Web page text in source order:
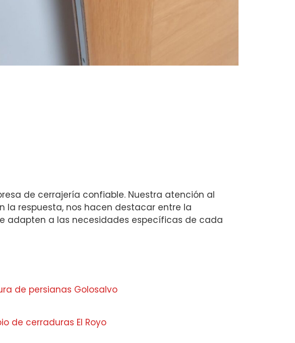
de cerrajería confiable. Nuestra atención al
la respuesta, nos hacen destacar entre la
adapten a las necesidades específicas de cada
de persianas Golosalvo
de cerraduras El Royo